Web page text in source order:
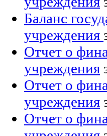
Баланс
учреждения
Отчет о
учреждения
Отчет о
учреждения
Отчет о